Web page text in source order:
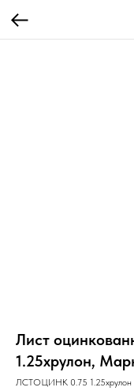
Лист
1.25хрулон,
ЛСТОЦИНК 0.75 1.25хрулон